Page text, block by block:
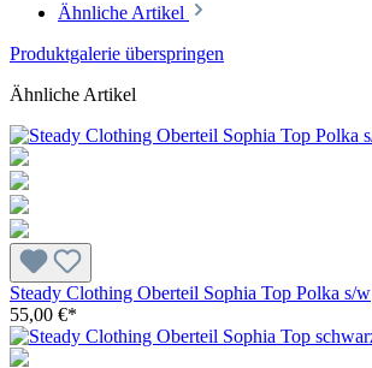
Ähnliche Artikel
Produktgalerie überspringen
Ähnliche Artikel
Steady Clothing Oberteil Sophia Top Polka s/w
55,00 €*